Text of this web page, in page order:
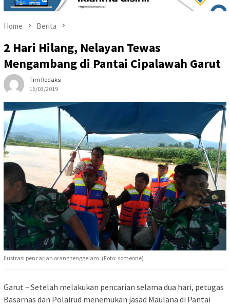
Home Berita
2 Hari Hilang, Nelayan Tewas
Mengambang di Pantai Cipalawah Garut
Tim Redaksi
16/03/2019
Ilustrasi pencarian orang tenggelam. (Foto: someone)
Garut – Setelah melakukan pencarian selama dua hari, petugas
Basarnas dan Polairud menemukan jasad Maulana di Pantai